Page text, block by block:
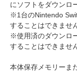
にソフトをダウンロ
※1台のNintendo
することはできませ
※使用済のダウンロ
することはできませ
本体保存メモリーま